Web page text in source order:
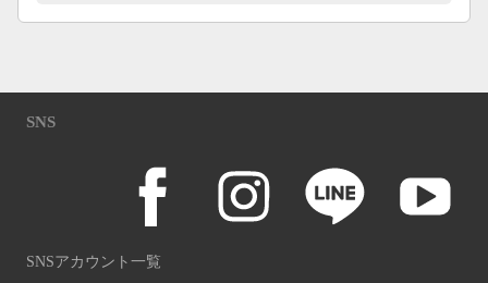
SNS
SNSアカウント一覧